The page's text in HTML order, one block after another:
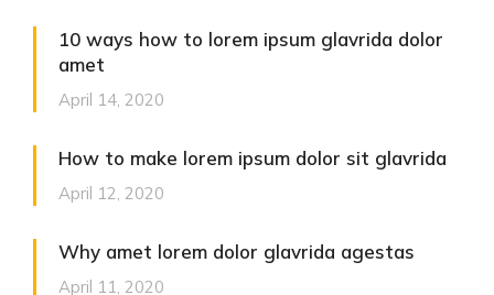
10 ways how to lorem ipsum glavrida dolor
amet
April 14, 2020
How to make lorem ipsum dolor sit glavrida
April 12, 2020
Why amet lorem dolor glavrida agestas
April 11, 2020